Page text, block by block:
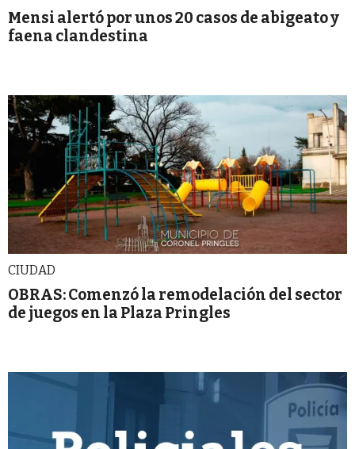
Mensi alertó por unos 20 casos de abigeato y
faena clandestina
CIUDAD
OBRAS: Comenzó la remodelación del sector
de juegos en la Plaza Pringles